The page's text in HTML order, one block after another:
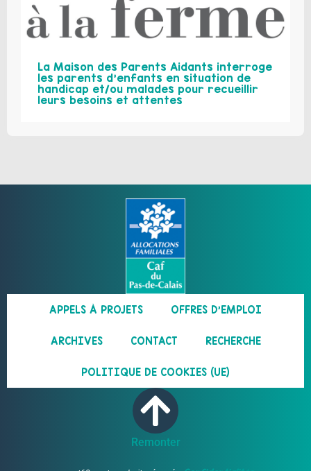
La Maison des Parents Aidants interroge
les parents d’enfants en situation de
handicap et/ou malades pour recueillir
leurs besoins et attentes
APPELS À PROJETS OFFRES D’EMPLOI
ARCHIVES CONTACT RECHERCHE
POLITIQUE DE COOKIES (UE)
Remonter